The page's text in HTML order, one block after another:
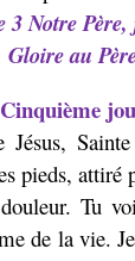
3 Notre
Gloire au
Cinquième
Jésus,
pieds, attiré
Tu
de la vie.